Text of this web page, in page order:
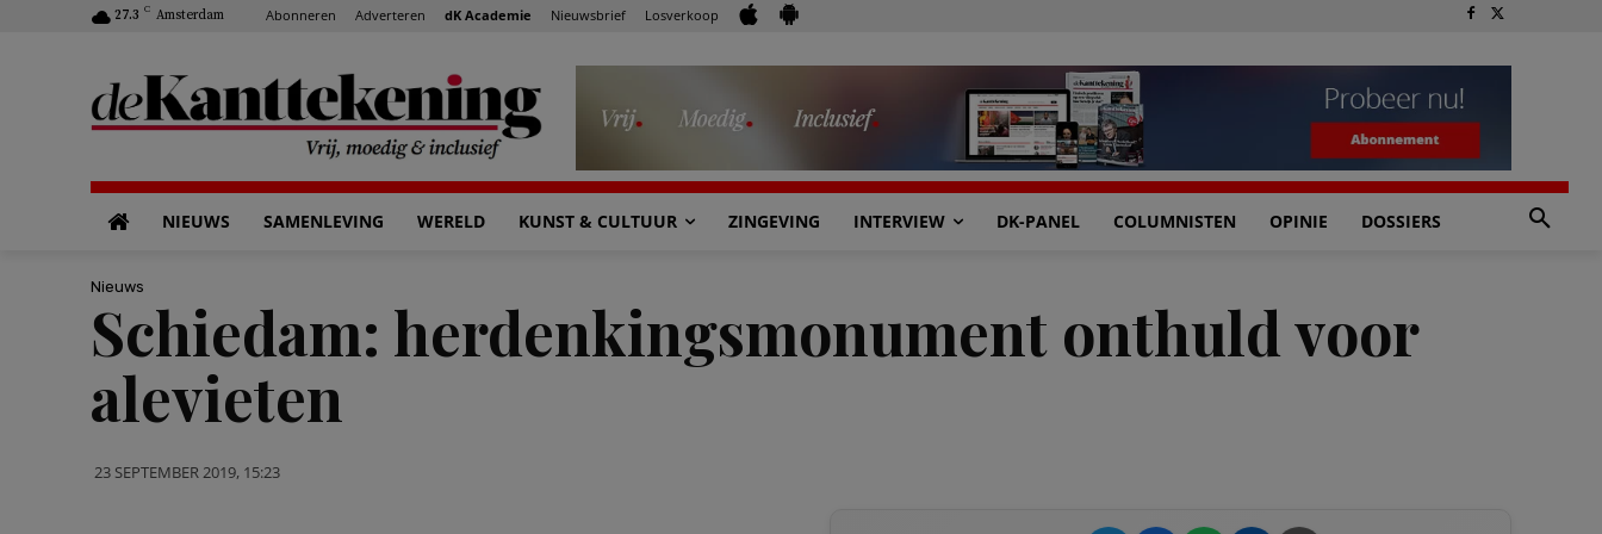
27.3 C Amsterdam Abonneren Adverteren dK Academie Nieuwsbrief Losverkoop
NIEUWS SAMENLEVING WERELD KUNST & CULTUUR ZINGEVING INTERVIEW DK-PANEL COLUMNISTEN OPINIE DOSSIERS
Nieuws
Schiedam: herdenkingsmonument onthuld voor
alevieten
23 SEPTEMBER 2019, 15:23